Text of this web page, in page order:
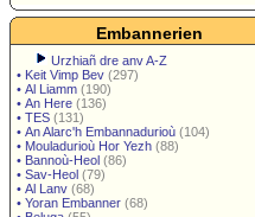
Embannerien
Urzhiañ dre anv A-Z
• Keit Vimp Bev (297)
• Al Liamm (190)
• An Here (136)
• TES (131)
• An Alarc'h Embannadurioù (104)
• Mouladurioù Hor Yezh (88)
• Bannoù-Heol (86)
• Sav-Heol (79)
• Al Lanv (68)
• Yoran Embanner (68)